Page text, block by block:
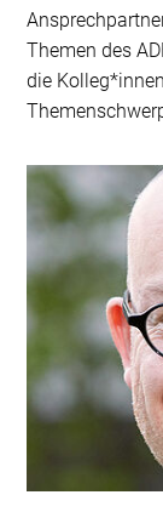
Themen des
die